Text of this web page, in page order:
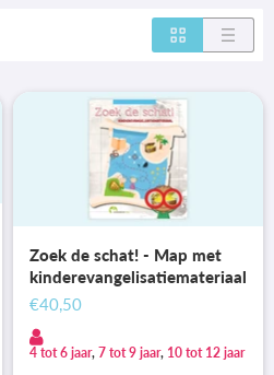
Zoek de schat! - Map met
kinderevangelisatiemateriaal
€40,50
4 tot 6 jaar, 7 tot 9 jaar, 10 tot 12 jaar